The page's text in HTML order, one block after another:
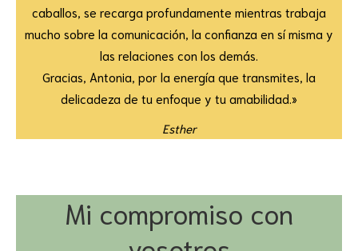
caballos, se recarga profundamente mientras trabaja
mucho sobre la comunicación, la confianza en sí misma y
las relaciones con los demás.
Gracias, Antonia, por la energía que transmites, la
delicadeza de tu enfoque y tu amabilidad.»
Esther
Mi compromiso con